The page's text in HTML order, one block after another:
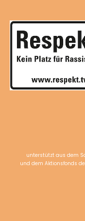
unterstützt aus dem
und dem Aktionsfonds